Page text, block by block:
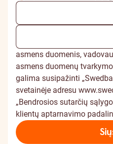
asmens duomenis,
asmens duomenų
galima susipažinti
svetainėje adresu
„Bendrosios sutarčių
klientų aptarnavimo